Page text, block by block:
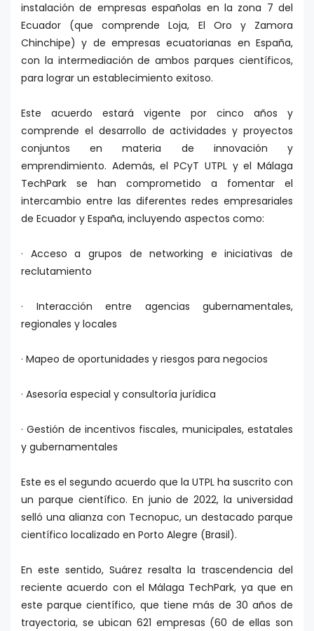
instalación de empresas españolas en la zona 7 del
Ecuador (que comprende Loja, El Oro y Zamora
Chinchipe) y de empresas ecuatorianas en España,
con la intermediación de ambos parques científicos,
para lograr un establecimiento exitoso.
Este acuerdo estará vigente por cinco años y
comprende el desarrollo de actividades y proyectos
conjuntos en materia de innovación y
emprendimiento. Además, el PCyT UTPL y el Málaga
TechPark se han comprometido a fomentar el
intercambio entre las diferentes redes empresariales
de Ecuador y España, incluyendo aspectos como:
· Acceso a grupos de networking e iniciativas de
reclutamiento
· Interacción entre agencias gubernamentales,
regionales y locales
· Mapeo de oportunidades y riesgos para negocios
· Asesoría especial y consultoría jurídica
· Gestión de incentivos fiscales, municipales, estatales
y gubernamentales
Este es el segundo acuerdo que la UTPL ha suscrito con
un parque científico. En junio de 2022, la universidad
selló una alianza con Tecnopuc, un destacado parque
científico localizado en Porto Alegre (Brasil).
En este sentido, Suárez resalta la trascendencia del
reciente acuerdo con el Málaga TechPark, ya que en
este parque científico, que tiene más de 30 años de
trayectoria, se ubican 621 empresas (60 de ellas son